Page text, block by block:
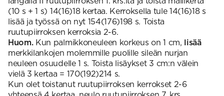
(10 s + 1 s) 14(16)18 kertaa. Kerroksella tule 14(16)18 s
lisää ja työssä on nyt 154(176)198 s. Toista
ruutupiirroksen kerroksia 2-6.
Huom.Kun palmikkoneuleen korkeus on 1 cm, lisää
merkkilankojen molemmille puolille sileän nurjan
neuleen osuudelle 1 s. Toista lisäykset 3 cm:n välein
vielä 3 kertaa = 170(192)214 s.
Kun olet toistanut ruutupiirroksen kerrokset 2-6